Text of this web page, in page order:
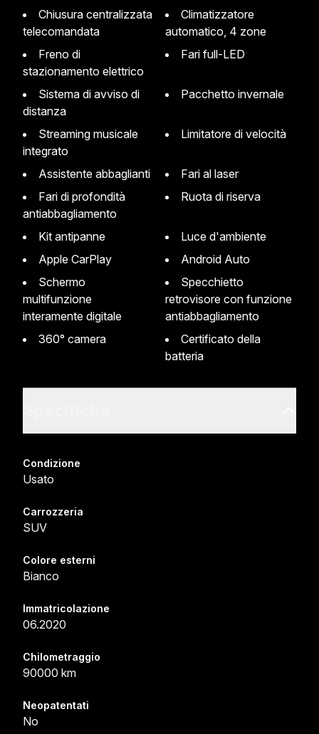
Chiusura centralizzata
telecomandata
Climatizzatore
automatico, 4 zone
Freno di
stazionamento elettrico
Fari full-LED
Sistema di avviso di
distanza
Pacchetto invernale
Streaming musicale
integrato
Limitatore di velocità
Assistente abbaglianti
Fari al laser
Fari di profondità
antiabbagliamento
Ruota di riserva
Kit antipanne
Luce d'ambiente
Apple CarPlay
Android Auto
Schermo
multifunzione
interamente digitale
Specchietto
retrovisore con funzione
antiabbagliamento
360° camera
Certificato della
batteria
Condizione
Usato
Carrozzeria
SUV
Colore esterni
Bianco
Immatricolazione
06.2020
Chilometraggio
90000 km
Neopatentati
No